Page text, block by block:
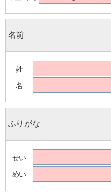
名前
姓
名
ふりがな
せい
めい